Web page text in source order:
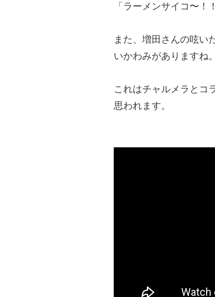
「ラーメンサイコ〜！
また、増田さんの呟い
いかわみがありますね。
これはチャルメラとコ
思われます。